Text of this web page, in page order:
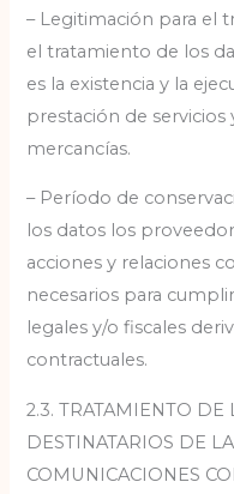
– Legitimación para el
el tratamiento de los
es la existencia y la
prestación de
mercancías.
– Período de
los datos los
acciones y relaciones
necesarios para
legales y/o fiscales
contractuales.
2.3. TRATAMIENTO DE
DESTINATARIOS DE
COMUNICACIONES